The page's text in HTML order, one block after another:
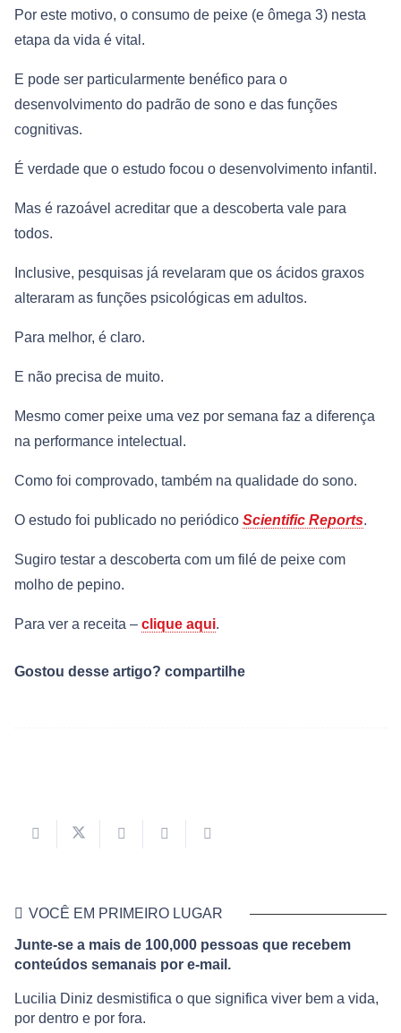
Por este motivo, o consumo de peixe (e ômega 3) nesta
etapa da vida é vital.
E pode ser particularmente benéfico para o
desenvolvimento do padrão de sono e das funções
cognitivas.
É verdade que o estudo focou o desenvolvimento infantil.
Mas é razoável acreditar que a descoberta vale para
todos.
Inclusive, pesquisas já revelaram que os ácidos graxos
alteraram as funções psicológicas em adultos.
Para melhor, é claro.
E não precisa de muito.
Mesmo comer peixe uma vez por semana faz a diferença
na performance intelectual.
Como foi comprovado, também na qualidade do sono.
O estudo foi publicado no periódico Scientific Reports.
Sugiro testar a descoberta com um filé de peixe com
molho de pepino.
Para ver a receita – clique aqui.
Gostou desse artigo? compartilhe
VOCÊ EM PRIMEIRO LUGAR
Junte-se a mais de 100,000 pessoas que recebem
conteúdos semanais por e-mail.
Lucilia Diniz desmistifica o que significa viver bem a vida,
por dentro e por fora.